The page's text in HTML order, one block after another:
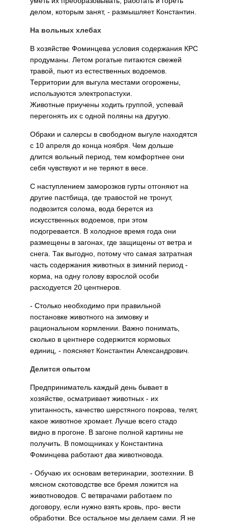
делом, которым занят, - размышляет Константин.
На вольных хлебах
В хозяйстве Фоминцева условия содержания КРС
продуманы. Летом рогатые питаются свежей
травой, пьют из естественных водоемов.
Территории для выгула местами огорожены,
используются электропастухи.
Животные приучены ходить группой, успевай
перегонять их с одной поляны на другую.
Обраки и салерсы в свободном выгуле находятся
с 10 апреля до конца ноября. Чем дольше
длится вольный период, тем комфортнее они
себя чувствуют и не теряют в весе.
С наступлением заморозков гурты отгоняют на
другие пастбища, где травостой не тронут,
подвозится солома, вода берется из
искусственных водоемов, при этом
подогревается. В холодное время года они
размещены в загонах, где защищены от ветра и
снега. Так выгодно, потому что самая затратная
часть содержания животных в зимний период -
корма, на одну голову взрослой особи
расходуется 20 центнеров.
- Столько необходимо при правильной
постановке животного на зимовку и
рациональном кормлении. Важно понимать,
сколько в центнере содержится кормовых
единиц, - поясняет Константин Александрович.
Делится опытом
Предприниматель каждый день бывает в
хозяйстве, осматривает животных - их
упитанность, качество шерстяного покрова, телят,
какое животное хромает. Лучше всего стадо
видно в прогоне. В загоне полной картины не
получить. В помощниках у Константина
Фоминцева работают два животновода.
- Обучаю их основам ветеринарии, зоотехнии. В
мясном скотоводстве все бремя ложится на
животноводов. С ветврачами работаем по
договору, если нужно взять кровь, про- вести
обработки. Все остальное мы делаем сами. Я не